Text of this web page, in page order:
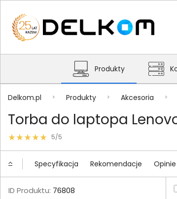
Produkty
Delkom.pl Produkty Akcesoria
Torba do laptopa
5/5
Specyfikacja Rekomendacje Opinie
ID Produktu: 76808